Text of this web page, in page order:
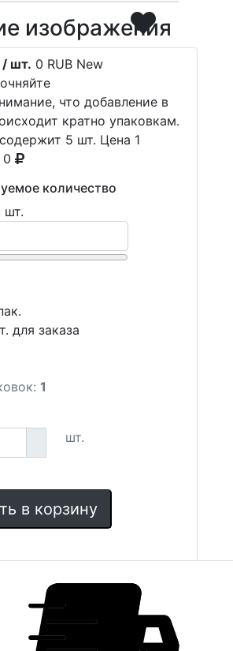
изображения
шт. 0 RUB New
что добавление в
кратно упаковкам.
5 шт. Цена 1
0
количество
шт.
для заказа
1
шт.
в корзину